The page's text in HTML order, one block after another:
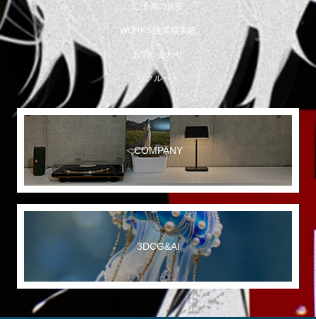
ご予算の目安
WORKS 企業様実績
お問い合わせ
リクルート
COMPANY
3DCG&AI